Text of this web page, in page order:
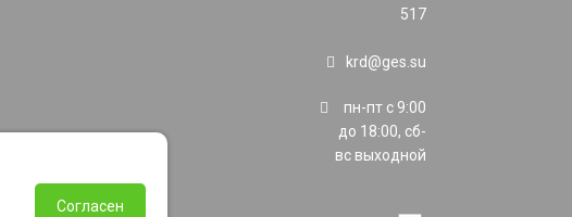
517
krd@ges.su
пн-пт с 9:00
до 18:00, сб-
вс выходной
Согласен